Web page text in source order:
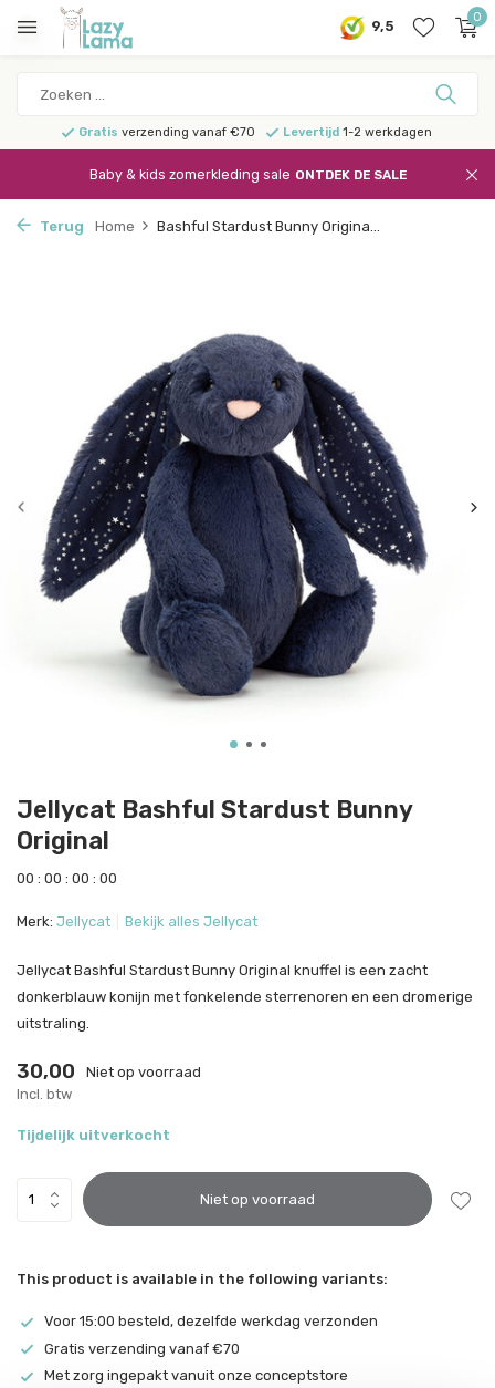
9,5
0
Gratis verzending vanaf €70 Levertijd1-2 werkdagen
Baby & kids zomerkleding sale ONTDEK DE SALE
Terug Home Bashful Stardust Bunny Origina...
Jellycat Bashful Stardust Bunny
Original
00 : 00 : 00 : 00
Merk: Jellycat Bekijk alles Jellycat
Jellycat Bashful Stardust Bunny Original knuffel is een zacht
donkerblauw konijn met fonkelende sterrenoren en een dromerige
uitstraling.
30,00
Niet op voorraad
Incl. btw
Tijdelijk uitverkocht
Niet op voorraad
This product is available in the following variants:
Voor 15:00 besteld, dezelfde werkdag verzonden
Gratis verzending vanaf €70
Met zorg ingepakt vanuit onze conceptstore